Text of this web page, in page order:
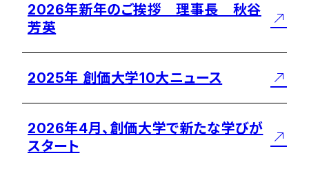
2026年新年のご挨拶 理事長 秋谷
芳英
2025年 創価大学10大ニュース
2026年4月、創価大学で新たな学びが
スタート